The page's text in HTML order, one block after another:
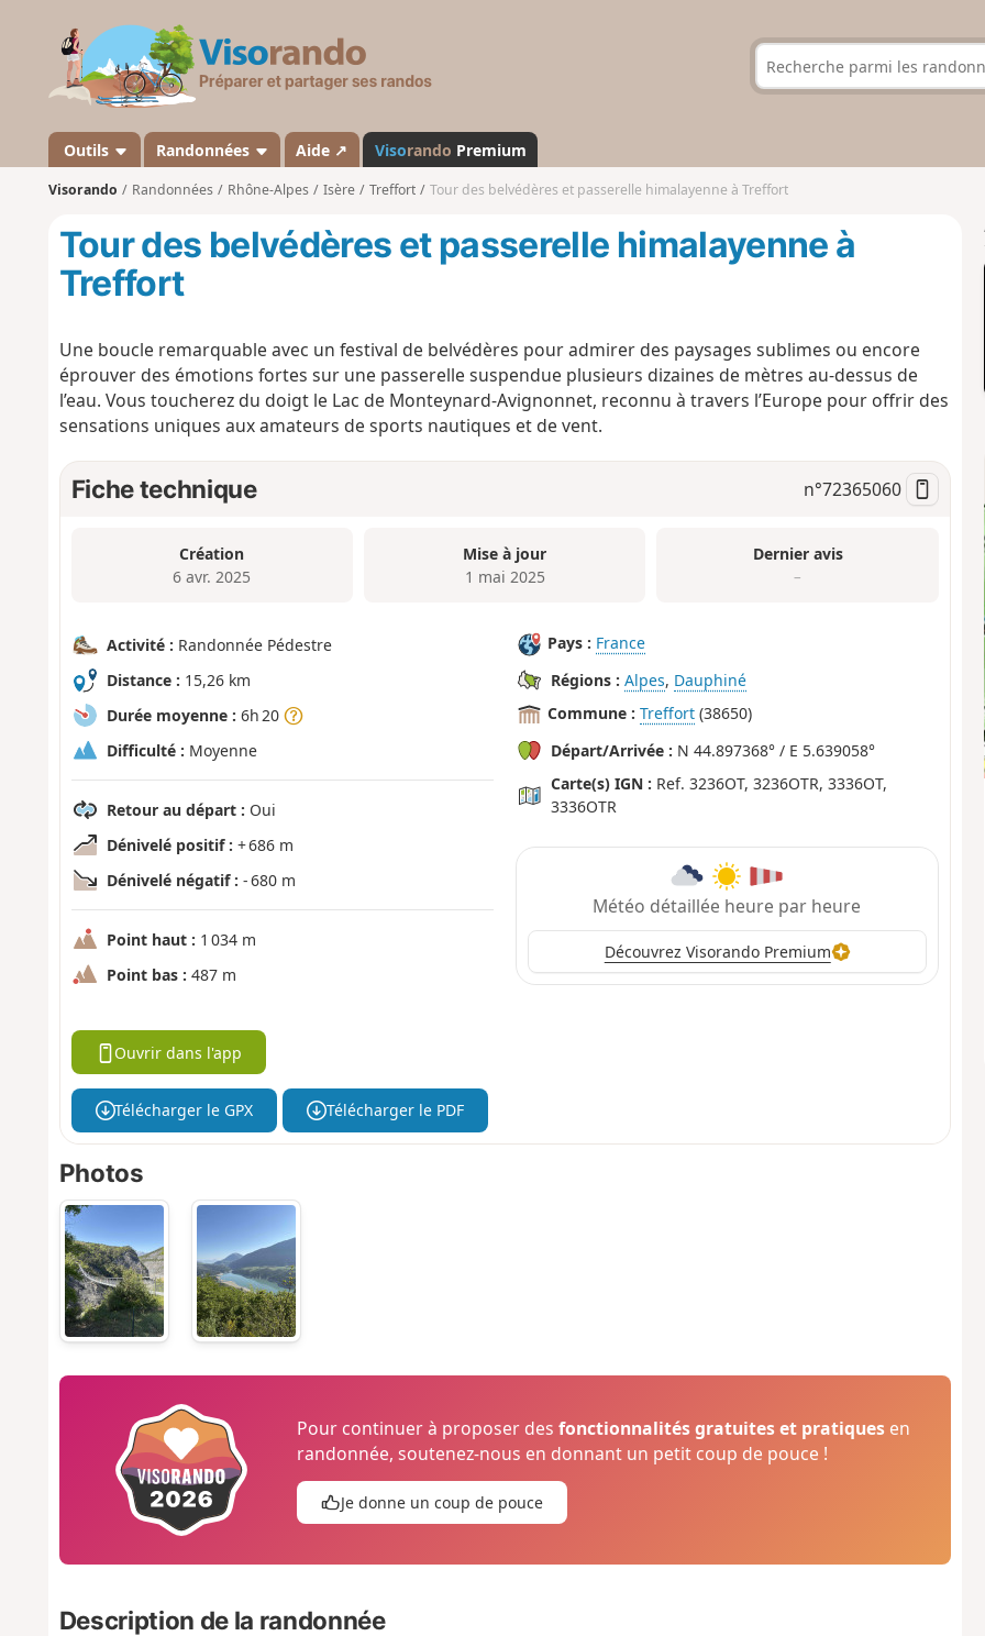
s
a
n
d
Outils Randonnées Aide ↗ Visorando Premium
Visorando Randonnées Rhône-Alpes Isère Treffort Tour des belvédères et passerelle himalayenne à Treffort
Tour des belvédères et passerelle himalayenne à
Treffort
Une boucle remarquable avec un festival de belvédères pour admirer des paysages sublimes ou encore
éprouver des émotions fortes sur une passerelle suspendue plusieurs dizaines de mètres au-dessus de
l’eau. Vous toucherez du doigt le Lac de Monteynard-Avignonnet, reconnu à travers l’Europe pour offrir des
sensations uniques aux amateurs de sports nautiques et de vent.
Fiche technique n°72365060
Création
6 avr. 2025
Mise à jour
1 mai 2025
Dernier avis
–
Activité : Randonnée Pédestre
Distance : 15,26 km
Durée moyenne : 6h 20
Difficulté : Moyenne
Retour au départ : Oui
Dénivelé positif : + 686 m
Dénivelé négatif : - 680 m
Point haut : 1 034 m
Point bas : 487 m
Pays : France
Régions : Alpes, Dauphiné
Commune : Treffort (38650)
Départ/Arrivée : N 44.897368° / E 5.639058°
Carte(s) IGN : Ref. 3236OT, 3236OTR, 3336OT,
3336OTR
Météo détaillée heure par heure
Découvrez Visorando Premium
Ouvrir dans l'app
Télécharger le GPX Télécharger le PDF
Photos
Pour continuer à proposer desfonctionnalités gratuites et pratiques en
randonnée, soutenez-nous en donnant un petit coup de pouce !
Je donne un coup de pouce
Description de la randonnée